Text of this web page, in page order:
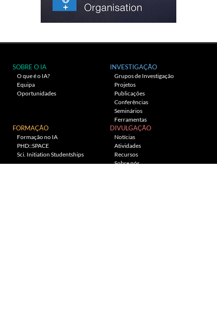
SOBRE O IA
O que é o IA?
Equipa
Oportunidades
INVESTIGAÇÃO
Grupos de Investigação
Projetos
Publicações
Conferências
Seminários
Ferramentas
FORMAÇÃO
Formação no IA
PHD::SPACE
Sci. Initiation Studentships
DIVULGAÇÃO
Notícias
Atividades
Recursos
Sobre nós